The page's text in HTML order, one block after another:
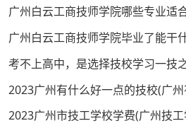
广州白云工商技师学院哪些专业适
广州白云工商技师学院毕业了能干
2023广州有什么好一点的技校(广
2023广州市技工学校学费(广州技